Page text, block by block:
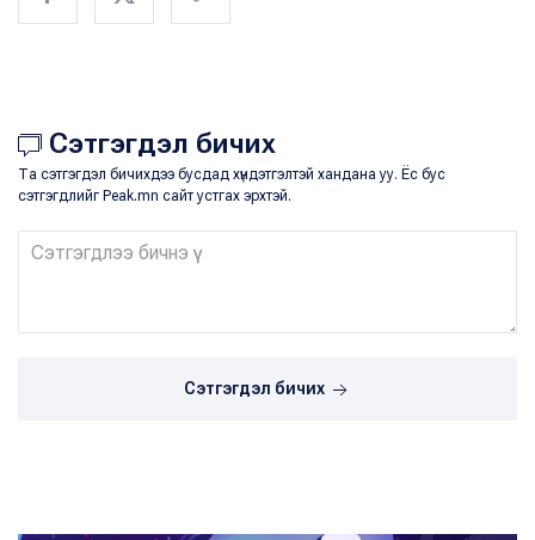
Сэтгэгдэл бичих
Та сэтгэгдэл бичихдээ бусдад хүндэтгэлтэй хандана уу. Ёс бус
сэтгэгдлийг Peak.mn сайт устгах эрхтэй.
Сэтгэгдэл бичих